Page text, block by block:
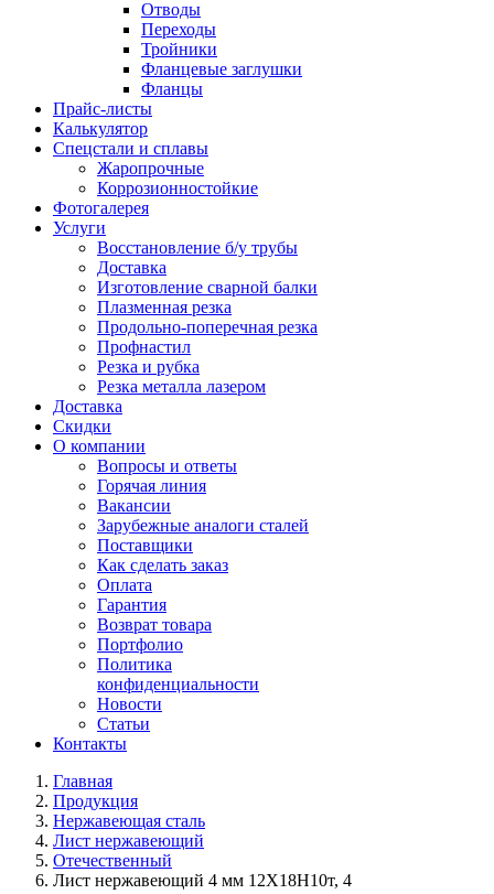
Отводы
Переходы
Тройники
Фланцевые заглушки
Фланцы
Прайс-листы
Калькулятор
Спецстали и сплавы
Жаропрочные
Коррозионностойкие
Фотогалерея
Услуги
Восстановление б/у трубы
Доставка
Изготовление сварной балки
Плазменная резка
Продольно-поперечная резка
Профнастил
Резка и рубка
Резка металла лазером
Доставка
Скидки
О компании
Вопросы и ответы
Горячая линия
Вакансии
Зарубежные аналоги сталей
Поставщики
Как сделать заказ
Оплата
Гарантия
Возврат товара
Портфолио
Политика
конфиденциальности
Новости
Статьи
Контакты
Главная
Продукция
Нержавеющая сталь
Лист нержавеющий
Отечественный
Лист нержавеющий 4 мм 12Х18Н10т, 4